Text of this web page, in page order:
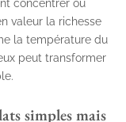
concentrer ou
valeur la richesse
la température du
peut transformer
simples mais